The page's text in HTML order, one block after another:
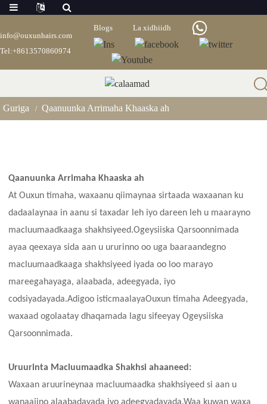
info@ouxunhairs.com
Tel:+8613570860974
Blogs La xidhiidh
Qaanuunka Arrimaha Khaaska Ah
Guriga Qaanuunka Arrimaha Khaaska ah
Qaanuunka Arrimaha Khaaska ah
AtOuxun timaha, waxaanu qiimaynaa sirtaada waxaanan ku
dadaalaynaa in aanu si taxadar leh iyo dareen leh u maarayno
macluumaadkaaga shakhsiyeed.Ogeysiiska Qarsoonnimada
ayaa qeexaya sida aan u ururinno oo uga baaraandegno
macluumaadkaaga shakhsiyeed iyada oo loo marayo
mareegahayaga, alaabada, adeegyada, iyo
codsiyadayada.Adigoo isticmaalayaOuxun timaha Adeegyada,
waxaad ogolaatay dhaqamada lagu sifeeyay Ogeysiiska
Qarsoonnimada.
Uruurinta Macluumaadka Shakhsi ahaaneed:
Waxaan aruurineynaa macluumaadka shakhsiyeed si aan u
wanaajino alaabadayada iyo adeegyadayada.Waa kuwan waxa